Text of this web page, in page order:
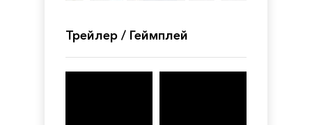
Трейлер / Геймплей